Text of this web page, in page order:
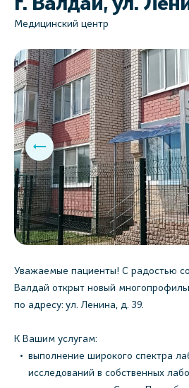
Медицинский центр
Уважаемые пациенты! С радостью
Валдай открыт новый
по адресу: ул. Ленина, д. 39.
К Вашим услугам:
выполнение широкого спектра
исследований в собственных